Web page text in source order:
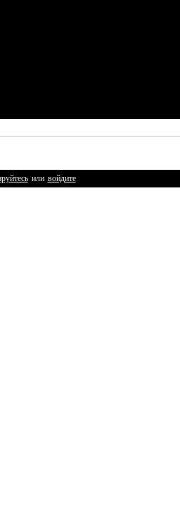
или войдите